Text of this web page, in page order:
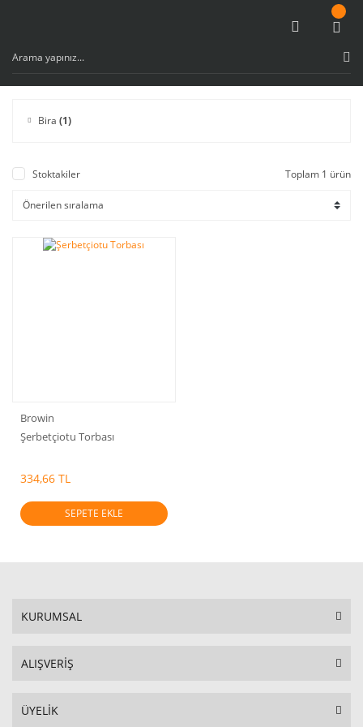
Bira (1)
Stoktakiler Toplam 1 ürün
Browin
Şerbetçiotu Torbası
334,66 TL
SEPETE EKLE
KURUMSAL
ALIŞVERİŞ
ÜYELİK